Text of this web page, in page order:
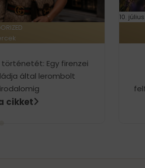
Egy firenzei
által lerombolt
cikket
10.